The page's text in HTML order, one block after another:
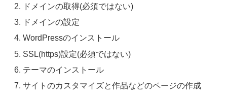
ドメインの取得(必須ではない)
ドメインの設定
WordPressのインストール
SSL(https)設定(必須ではない)
テーマのインストール
サイトのカスタマイズと作品などのページの作成